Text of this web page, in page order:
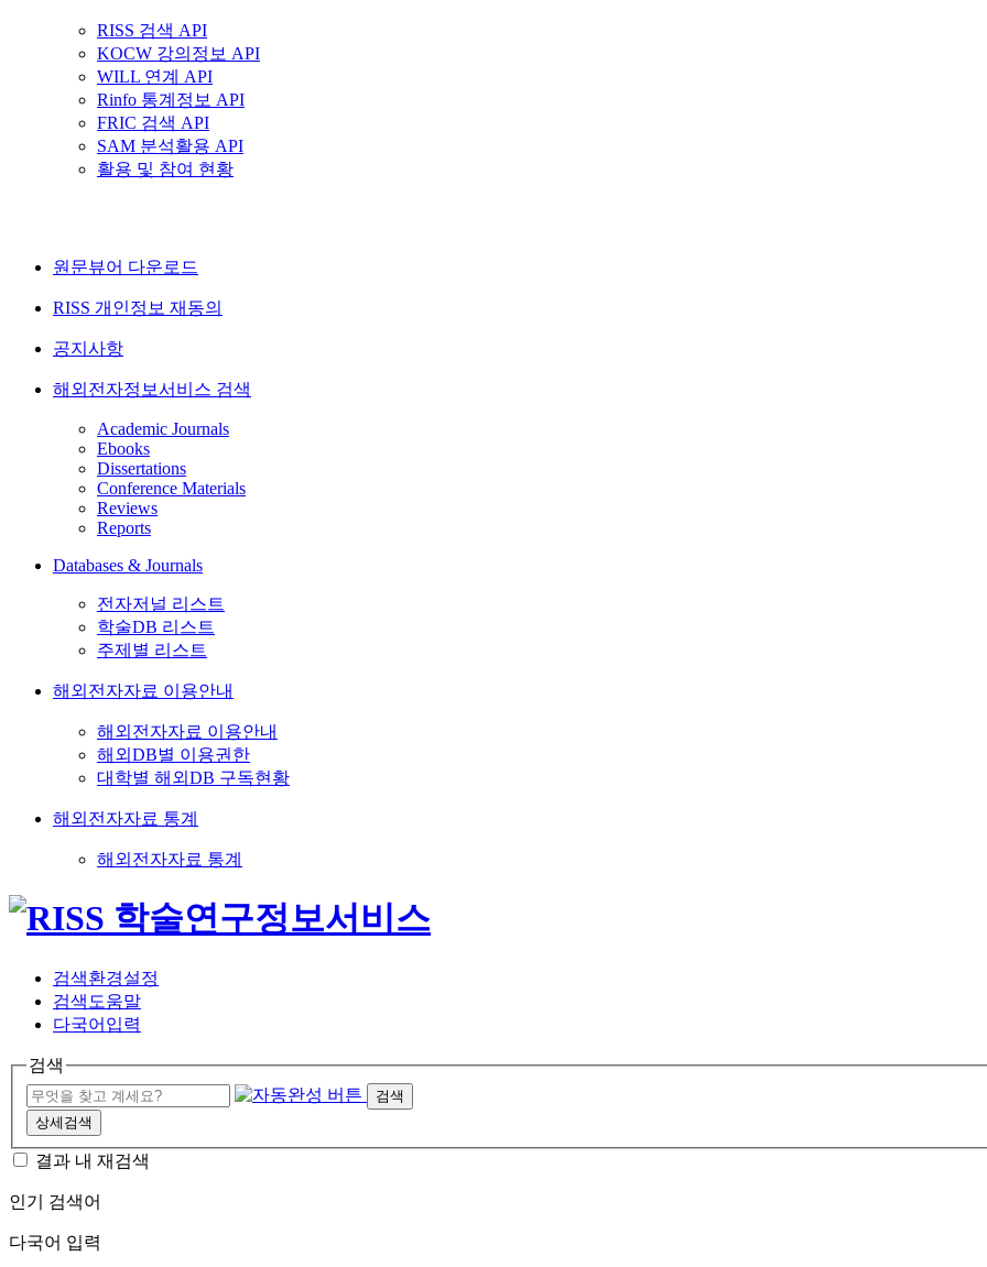
RISS 검색 API
KOCW 강의정보 API
WILL 연계 API
Rinfo 통계정보 API
FRIC 검색 API
SAM 분석활용 API
활용 및 참여 현황
원문뷰어 다운로드
RISS 개인정보 재동의
공지사항
해외전자정보서비스 검색
Academic Journals
Ebooks
Dissertations
Conference Materials
Reviews
Reports
Databases & Journals
전자저널 리스트
학술DB 리스트
주제별 리스트
해외전자자료 이용안내
해외전자자료 이용안내
해외DB별 이용권한
대학별 해외DB 구독현황
해외전자자료 통계
해외전자자료 통계
검색환경설정
검색도움말
다국어입력
검색
검색
상세검색
결과 내 재검색
인기 검색어
다국어 입력